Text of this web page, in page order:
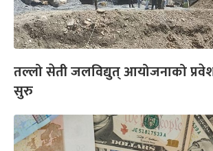
तल्लो सेती जलविद्युत् आयोजनाको
सुरु